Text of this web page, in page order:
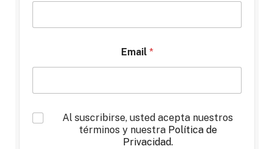
Email *
*
Al suscribirse, usted acepta nuestros
términos y nuestra Política de
Privacidad.